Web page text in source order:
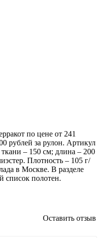
по цене от 241
рублей за рулон. Артикул
– 150 см; длина – 200
Плотность – 105 г/
в Москве. В разделе
список полотен.
Оставить отзыв